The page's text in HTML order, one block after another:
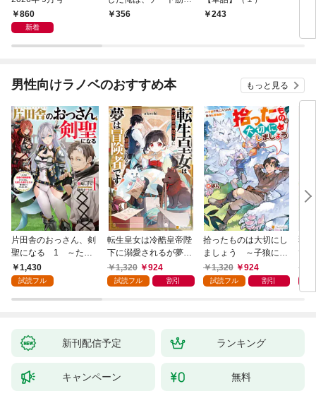
860
新着
で無双する【単話】
356
243
男性向けラノベのおすすめ本 もっと見る
片田舎のおっさん、剣
聖になる 1 ～ただ
の田舎の剣術師範だっ
たのに、大成した弟子
ない件～
1,430
試読フル
転生皇女は冷酷皇帝陛
下に溺愛されるが夢は
冒険者です！
1,320 924
試読フル 割引
拾ったものは大切にし
ましょう ～子狼に気
に入られた男の転移物
語～
1,320 924
試読フル 割引
弱
て
～
新刊配信予定 ランキング
キャンペーン 無料